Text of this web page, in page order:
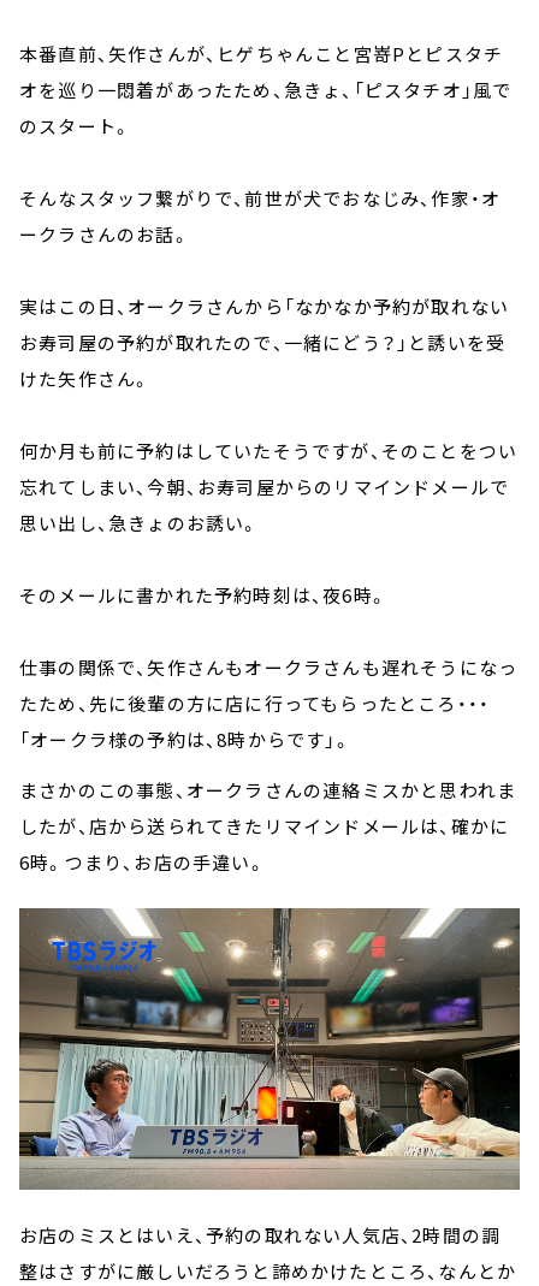
本番直前、矢作さんが、ヒゲちゃんこと宮嵜Pとピスタチ
オを巡り一悶着があったため、急きょ、「ピスタチオ」風で
のスタート。
そんなスタッフ繋がりで、前世が犬でおなじみ、作家・オ
ークラさんのお話。
実はこの日、オークラさんから「なかなか予約が取れない
お寿司屋の予約が取れたので、一緒にどう？」と誘いを受
けた矢作さん。
何か月も前に予約はしていたそうですが、そのことをつい
忘れてしまい、今朝、お寿司屋からのリマインドメールで
思い出し、急きょのお誘い。
そのメールに書かれた予約時刻は、夜6時。
仕事の関係で、矢作さんもオークラさんも遅れそうになっ
たため、先に後輩の方に店に行ってもらったところ・・・
「オークラ様の予約は、8時からです」。
まさかのこの事態、オークラさんの連絡ミスかと思われま
したが、店から送られてきたリマインドメールは、確かに
6時。つまり、お店の手違い。
お店のミスとはいえ、予約の取れない人気店、2時間の調
整はさすがに厳しいだろうと諦めかけたところ、なんとか